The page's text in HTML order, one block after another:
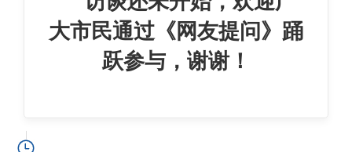
大市民通过《网友提问》踊
跃参与，谢谢！